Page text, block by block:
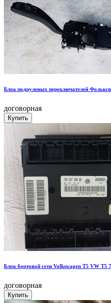
Блок подрулевых переключателей
договорная
Блок бортовой сети Volkswagen Т5 VW T5
договорная